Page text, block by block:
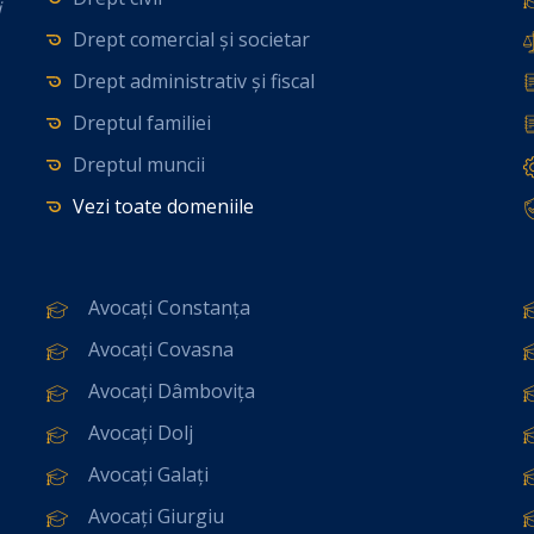
Drept comercial și societar
Drept administrativ și fiscal
Dreptul familiei
Dreptul muncii
Vezi toate domeniile
Avocați Constanța
Avocați Covasna
Avocați Dâmbovița
Avocați Dolj
Avocați Galați
Avocați Giurgiu